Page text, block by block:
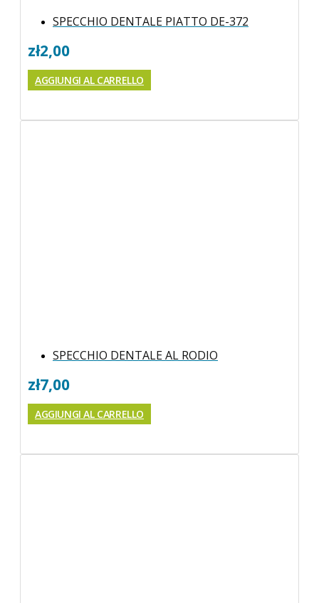
SPECCHIO DENTALE PIATTO DE-372
zł2,00
AGGIUNGI AL CARRELLO
SPECCHIO DENTALE AL RODIO
zł7,00
AGGIUNGI AL CARRELLO